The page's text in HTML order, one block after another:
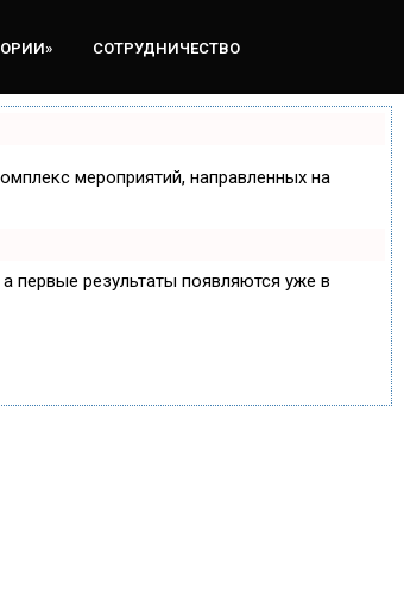
СОТРУДНИЧЕСТВО
мероприятий, направленных на
первые результаты появляются уже в